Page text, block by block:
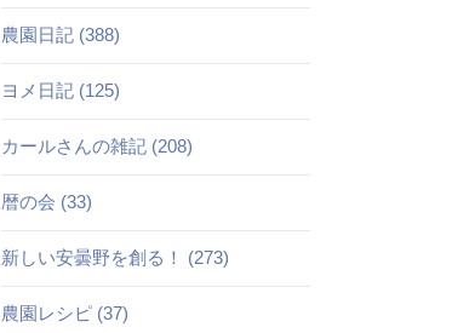
農園日記 (388)
ヨメ日記 (125)
カールさんの雑記 (208)
暦の会 (33)
新しい安曇野を創る！ (273)
農園レシピ (37)